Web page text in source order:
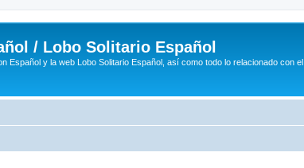
/ Lobo Solitario Español
Español y la web Lobo Solitario Español, así como todo lo relacionado con el